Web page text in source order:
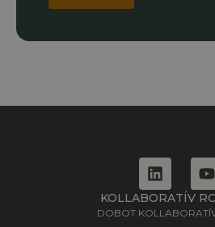
KOLLABORATÍV
DOBOT